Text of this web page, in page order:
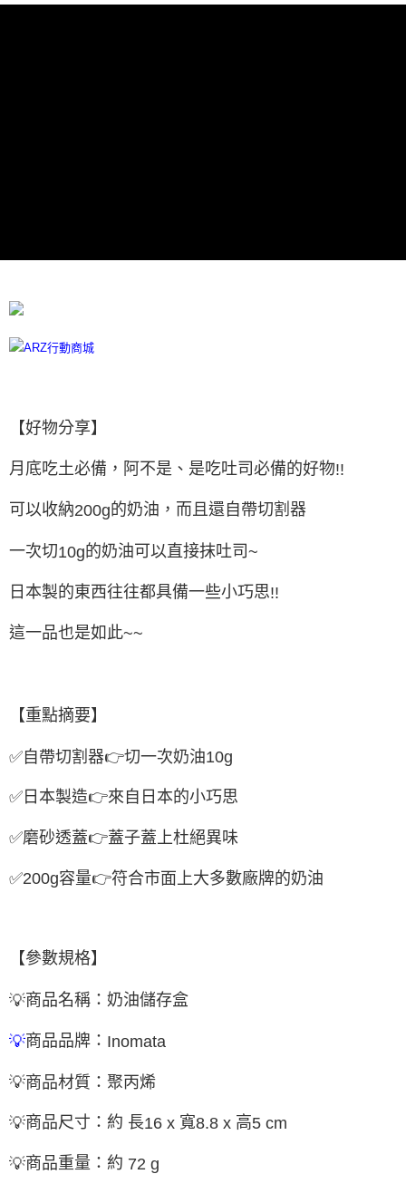
【好物分享】
月底吃土必備，阿不是、是吃吐司必備的好物!!
可以收納200g的奶油，而且還自帶切割器
一次切10g的奶油可以直接抹吐司~
日本製的東西往往都具備一些小巧思!!
這一品也是如此~~
【重點摘要】
✅自帶切割器👉切一次奶油10g
✅ 日本製造👉來自日本的小巧思
✅磨砂透蓋👉蓋子蓋上杜絕異味
✅200g容量👉符合市面上大多數廠牌的奶油
【參數規格】
💡商品名稱：奶油儲存盒
💡商品品牌： Inomata
💡商品材質：聚丙烯
💡商品尺寸：約 長16 x 寬8.8 x 高5 cm
💡商品重量：約 72 g